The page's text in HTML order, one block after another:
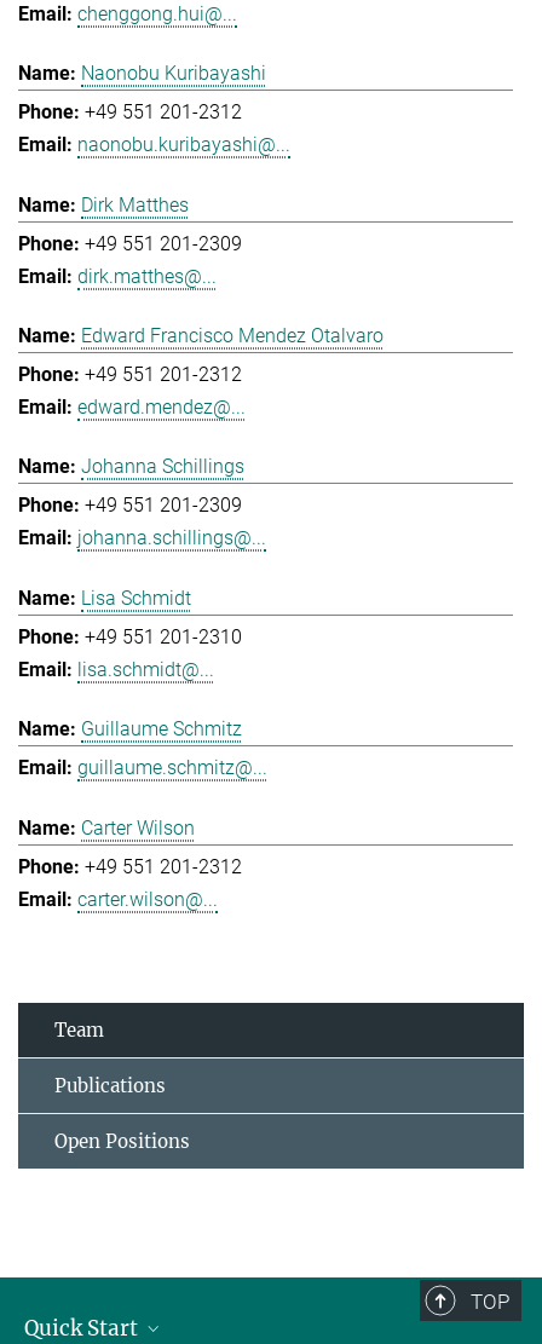
chenggong.hui@...
Naonobu Kuribayashi
+49 551 201-2312
naonobu.kuribayashi@...
Dirk Matthes
+49 551 201-2309
dirk.matthes@...
Edward Francisco Mendez Otalvaro
+49 551 201-2312
edward.mendez@...
Johanna Schillings
+49 551 201-2309
johanna.schillings@...
Lisa Schmidt
+49 551 201-2310
lisa.schmidt@...
Guillaume Schmitz
guillaume.schmitz@...
Carter Wilson
+49 551 201-2312
carter.wilson@...
Team
Publications
Open Positions
TOP
Quick Start